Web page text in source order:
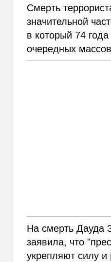
Смерть
значительной
в который 74
очередных
На смерть Дауда
заявила, что
укрепляют силу и